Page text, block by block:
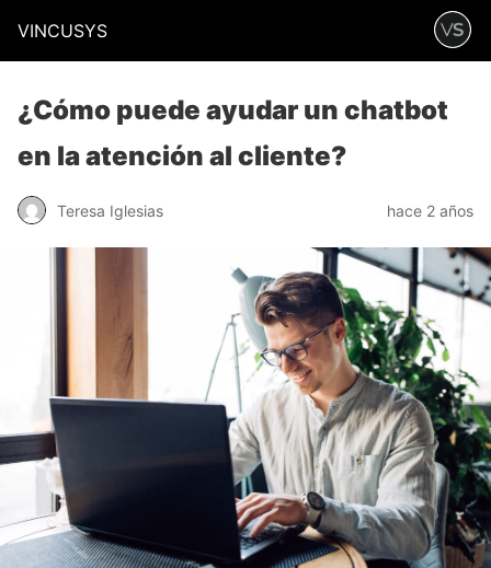
VINCUSYS
¿Cómo puede ayudar un chatbot
en la atención al cliente?
Teresa Iglesias hace 2 años